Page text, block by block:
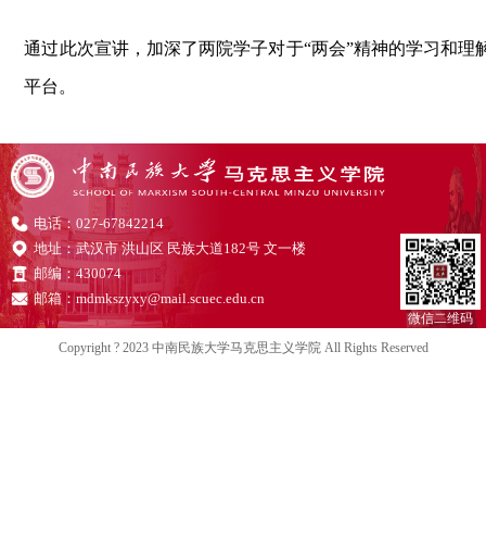
通过此次宣讲，加深了两院学子对于“两会”精神的学习和理
平台。
电话：027-67842214
地址：武汉市 洪山区 民族大道182号 文一楼
邮编：430074
邮箱：mdmkszyxy@mail.scuec.edu.cn
微信二维码
Copyright ? 2023 中南民族大学马克思主义学院 All Rights Reserved